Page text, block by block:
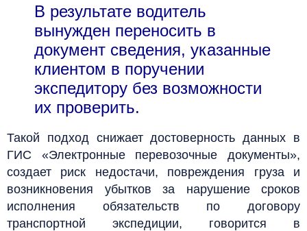
В результате водитель
вынужден переносить в
документ сведения, указанные
клиентом в поручении
экспедитору без возможности
их проверить.
Такой подход снижает достоверность данных в
ГИС «Электронные перевозочные документы»,
создает риск недостачи, повреждения груза и
возникновения убытков за нарушение сроков
исполнения обязательств по договору
транспортной экспедиции, говорится в